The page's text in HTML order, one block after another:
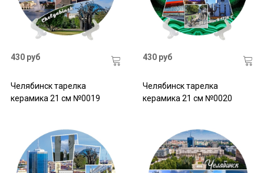
430 руб
Челябинск тарелка
керамика 21 см №0019
430 руб
Челябинск тарелка
керамика 21 см №0020